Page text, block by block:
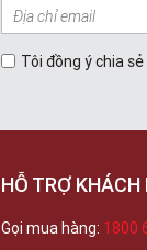
Tôi đồng ý chia
HỖ TRỢ KHÁCH
Gọi mua hàng: 1800